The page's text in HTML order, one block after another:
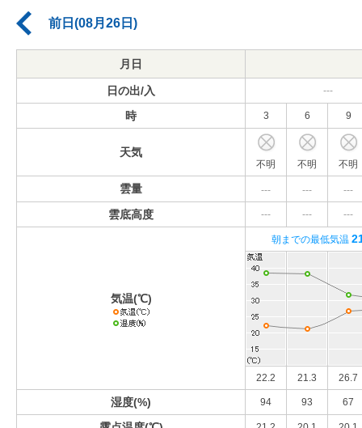
前日(08月26日)
月日
日の出/入 ---
時 3 6 9
天気
不明 不明 不明
雲量 --- --- ---
雲底高度 --- --- ---
気温(℃)
朝までの最低気温
22.2 21.3 26.7
湿度(%) 94 93 67